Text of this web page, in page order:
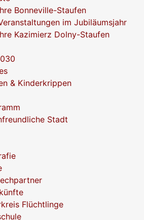
Bonneville-Staufen
im Jubiläumsjahr
Kazimierz Dolny-Staufen
& Kinderkrippen
Stadt
Flüchtlinge